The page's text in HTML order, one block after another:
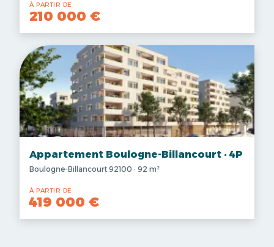
À PARTIR DE
210 000 €
Appartement Boulogne-Billancourt · 4P
Boulogne-Billancourt 92100 · 92 m²
À PARTIR DE
419 000 €